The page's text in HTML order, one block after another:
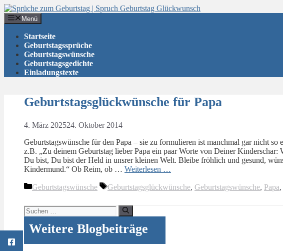
Zum
Inhalt
springen
Menü
Startseite
Geburtstagssprüche
Geburtstagswünsche
Geburtstagsgedichte
Einladungstexte
Geburtstagsglückwünsche für Papa
4. März 202524. Oktober 2014
Geburtstagswünsche für den Papa – sie zu formulieren ist manchmal gar nicht so
z.B. „Zu deinem Geburtstag lieber Papa ein paar Worte von Deiner Kinderschar:
Du bist, Du bist der Held in unsrer kleinen Welt. Bleibe fröhlich und gesund,
Kindermund.“ Ob Reim, ob … Weiterlesen …
Kategorien
Geburtstagswünsche Schlagwörter
Geburtstagsglückwünsche, Geburtstagswünsche, Papa,
Suchen
nach:
Weitere Blogbeiträge